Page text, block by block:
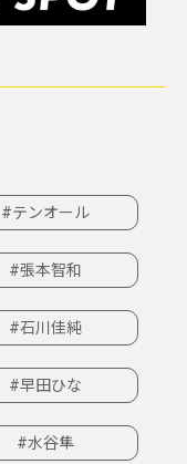
#テンオール
#張本智和
#石川佳純
#早田ひな
#水谷隼